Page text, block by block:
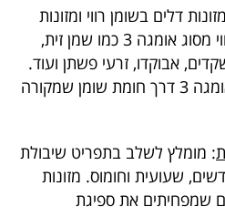
דלים בשומן רווי ומזונות
עתירים בשומד חד ובלתי רווי מסוג אומגה 3 כמו שמן זית,
אבוקדו, זרעי פשתן ועוד.
ההמלצה היא לצרוך יותר אומגה 3 דרך חומת שומן שמקורה
: מומלץ לשלב בתפריט שיבולת
שעועית וחומוס. מזונות
שמפחיתים את ספיגת